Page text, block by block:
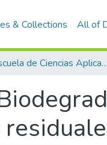
& Collections All of
Escuela de Ciencias Aplicadas e Ingeniería